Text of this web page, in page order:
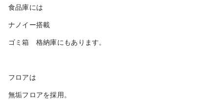
食品庫には
ナノイー搭載
ゴミ箱 格納庫にもあります。
フロアは
無垢フロアを採用。